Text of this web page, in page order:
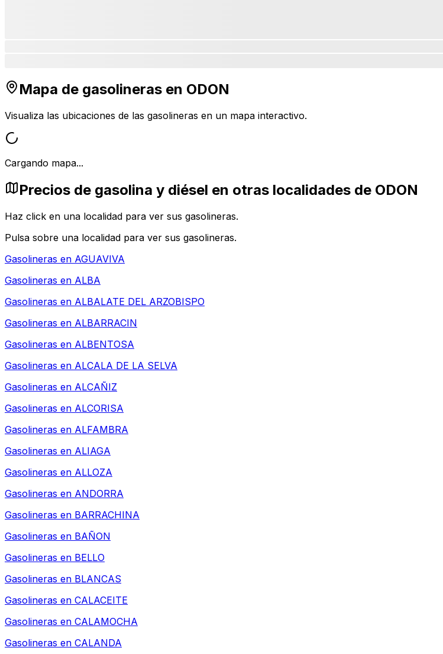
Mapa de gasolineras en ODON
Visualiza las ubicaciones de las gasolineras en un mapa interactivo.
Cargando mapa...
Precios de gasolina y diésel en otras localidades de ODON
Haz click en una localidad para ver sus gasolineras.
Pulsa sobre una localidad para ver sus gasolineras.
Gasolineras en AGUAVIVA
Gasolineras en ALBA
Gasolineras en ALBALATE DEL ARZOBISPO
Gasolineras en ALBARRACIN
Gasolineras en ALBENTOSA
Gasolineras en ALCALA DE LA SELVA
Gasolineras en ALCAÑIZ
Gasolineras en ALCORISA
Gasolineras en ALFAMBRA
Gasolineras en ALIAGA
Gasolineras en ALLOZA
Gasolineras en ANDORRA
Gasolineras en BARRACHINA
Gasolineras en BAÑON
Gasolineras en BELLO
Gasolineras en BLANCAS
Gasolineras en CALACEITE
Gasolineras en CALAMOCHA
Gasolineras en CALANDA